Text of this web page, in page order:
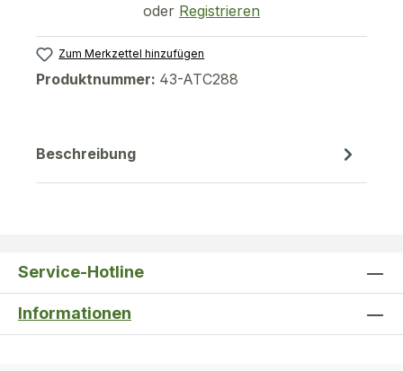
oder Registrieren
Zum Merkzettel hinzufügen
Produktnummer: 43-ATC288
Beschreibung
Service-Hotline
Informationen